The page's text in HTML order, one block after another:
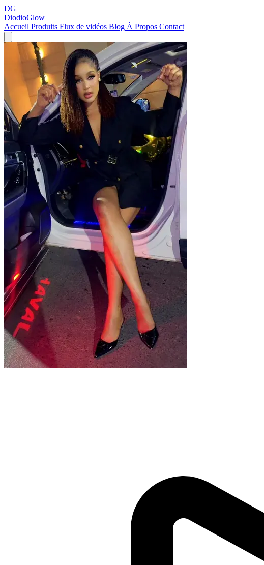
DG
DiodioGlow
Accueil Produits Flux de vidéos Blog À Propos Contact